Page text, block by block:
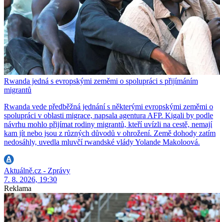
Rwanda jedná s evropskými zeměmi o spolupráci s přijímáním
migrantů
Rwanda vede předběžná jednání s některými evropskými zeměmi o
spolupráci v oblasti migrace, napsala agentura AFP. Kigali by podle
návrhu mohlo přijímat rodiny migrantů, kteří uvízli na cestě, nemají
kam jít nebo jsou z různých důvodů v ohrožení. Země dohody zatím
nedosáhly, uvedla mluvčí rwandské vlády Yolande Makoloová.
Aktuálně.cz - Zprávy
7. 8. 2026, 19:30
Reklama